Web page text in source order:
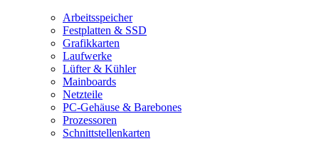
Arbeitsspeicher
Festplatten & SSD
Grafikkarten
Laufwerke
Lüfter & Kühler
Mainboards
Netzteile
PC-Gehäuse & Barebones
Prozessoren
Schnittstellenkarten